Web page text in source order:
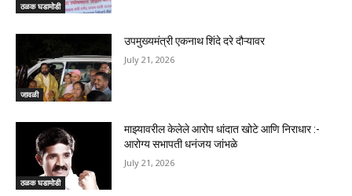
ठळक घडामोडी
जावळी
उपमुख्यमंत्री एकनाथ शिंदे दरे दौऱ्यावर
July 21, 2026
ठळक घडामोडी
माझ्यावरील केलेले आरोप धांदात खोटे आणि निराधार :-
आरोग्य सभापती धनंजय जांभळे
July 21, 2026